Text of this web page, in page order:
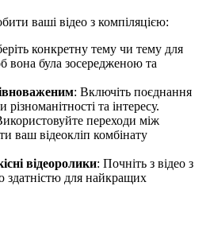
ваші відео з компіляцією:
конкретну тему чи тему для
вона була зосередженою та
: Включіть поєднання
різноманітності та інтересу.
переходи між
ваш відеокліп комбінату
відеоролики: Почніть з відео з
здатністю для найкращих